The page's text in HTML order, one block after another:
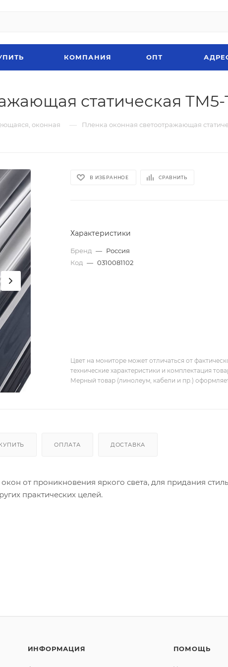
КОМПАНИЯ ОПТ
статическая ТМ5-
оконная — Пленка оконная светоотражающая
В ИЗБРАННОЕ СРАВНИТЬ
Характеристики
Бренд — Россия
Код — 0310081102
Цвет на мониторе может отличаться от
технические характеристики и комплектация
Мерный товар (линолеум, кабели и пр.)
ОПЛАТА ДОСТАВКА
от проникновения яркого света, для придания
практических целей.
ИНФОРМАЦИЯ ПОМОЩЬ